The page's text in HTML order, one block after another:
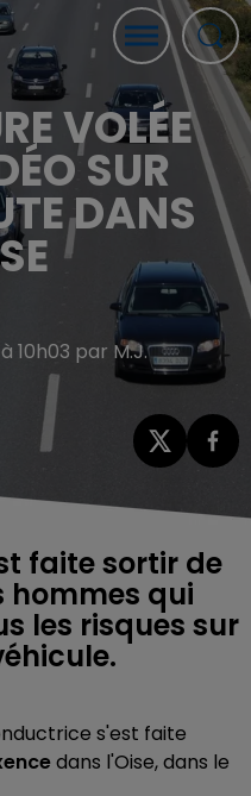
VOLÉE
SUR
DANS
10h03 par M.J.
faite sortir de
hommes qui
les risques sur
s'est faite
dans l'Oise, dans le